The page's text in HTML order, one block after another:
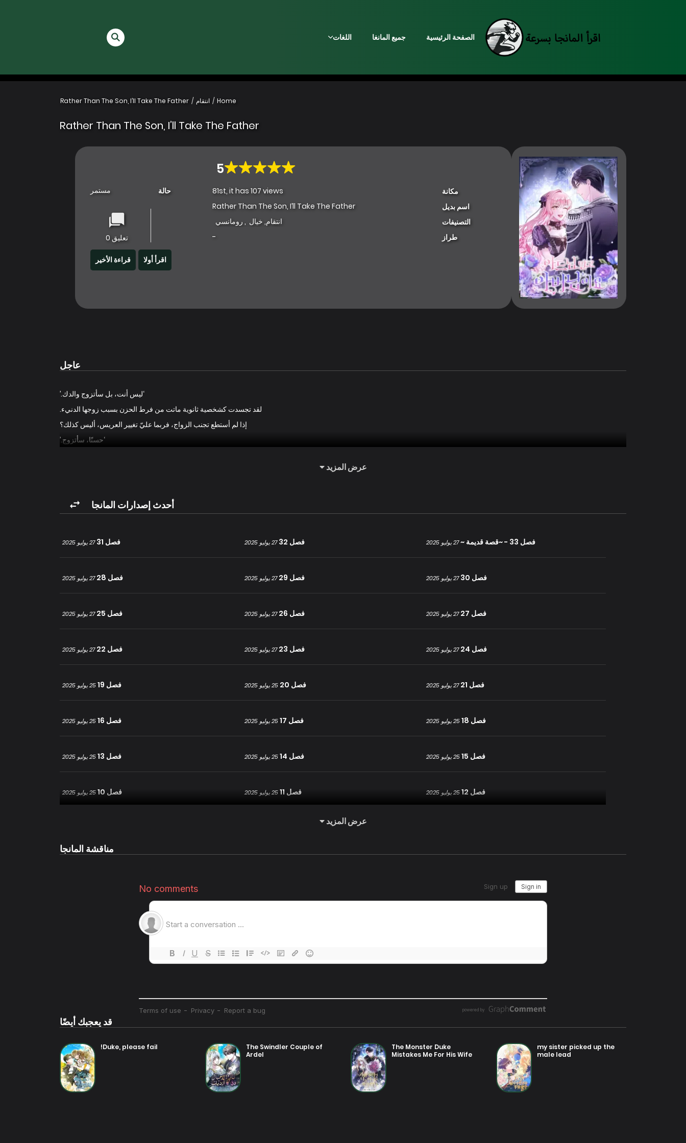
الصفحة الرئيسية جميع المانغا اللغات
Home انتقام Rather Than The Son, I’ll Take The Father
Rather Than The Son, I’ll Take The Father
5
مكانة
81st, it has 107 views
اسم بديل
Rather Than The Son, I’ll Take The Father
التصنيفات
انتقام, خيال , رومانسي
طراز
-
حالة مستمر
تعليق 0
اقرأ أولا قراءة الأخير
عاجل
‘ليس أنت، بل سأتزوج والدك.’
لقد تجسدت كشخصية ثانوية ماتت من فرط الحزن بسبب زوجها الدنيء.
إذا لم أستطع تجنب الزواج، فربما عليّ تغيير العريس، أليس كذلك؟
‘حسنًا، سأتزوج.’
‘هو غير متزوج، أليس كذلك؟ هل هناك مشكلة؟’
عرض المزيد
أحدث إصدارات المانجا
فصل 33 - ~قصة قديمة ~ 27 يوليو 2025 فصل 32 27 يوليو 2025 فصل 31 27 يوليو 2025
فصل 30 27 يوليو 2025 فصل 29 27 يوليو 2025 فصل 28 27 يوليو 2025
فصل 27 27 يوليو 2025 فصل 26 27 يوليو 2025 فصل 25 27 يوليو 2025
فصل 24 27 يوليو 2025 فصل 23 27 يوليو 2025 فصل 22 27 يوليو 2025
فصل 21 27 يوليو 2025 فصل 20 25 يوليو 2025 فصل 19 25 يوليو 2025
فصل 18 25 يوليو 2025 فصل 17 25 يوليو 2025 فصل 16 25 يوليو 2025
فصل 15 25 يوليو 2025 فصل 14 25 يوليو 2025 فصل 13 25 يوليو 2025
فصل 12 25 يوليو 2025 فصل 11 25 يوليو 2025 فصل 10 25 يوليو 2025
فصل 3 25 يوليو 2025 فصل 2 25 يوليو 2025
عرض المزيد
مناقشة المانجا
قد يعجبك أيضًا
my sister picked up the
male lead
The Monster Duke
Mistakes Me For His Wife
The Swindler Couple of
Ardel
Duke, please fail!